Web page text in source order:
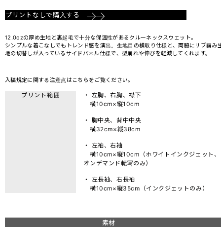
プリントなしで購入する
12.0ozの厚め生地と裏起毛で十分な保温性があるクルーネックスウェット。
シンプルな着こなしでもトレンド感を演出。生地目の横取り仕様と、両脇にリブ編み
地の切替しが入っているサイドパネル仕様で、型崩れや伸びを軽減してくれます。
入稿規定に関する注意点は こちら をご覧ください。
プリント範囲
・ 左胸、右胸、襟下
横10cm×縦10cm
・ 胸中央、背中中央
横32cm×縦38cm
・ 左袖、右袖
横10cm×縦10cm（ホワイトインクジェット、
オンデマンド転写のみ）
・ 左長袖、右長袖
横10cm×縦35cm（インクジェットのみ）
素材